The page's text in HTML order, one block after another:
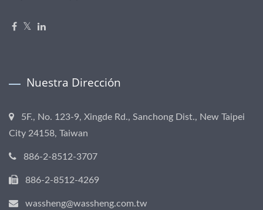
Nuestra Dirección
5F., No. 123-9, Xingde Rd., Sanchong Dist., New Taipei
City 24158, Taiwan
886-2-8512-3707
886-2-8512-4269
wassheng@wassheng.com.tw